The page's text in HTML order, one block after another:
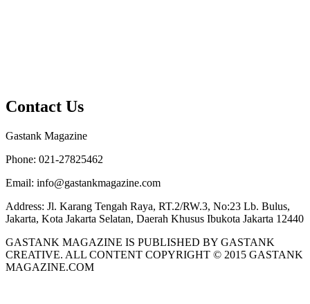
Contact Us
Gastank Magazine
Phone: 021-27825462
Email: info@gastankmagazine.com
Address: Jl. Karang Tengah Raya, RT.2/RW.3, No:23 Lb. Bulus,
Jakarta, Kota Jakarta Selatan, Daerah Khusus Ibukota Jakarta 12440
GASTANK MAGAZINE IS PUBLISHED BY GASTANK
CREATIVE. ALL CONTENT COPYRIGHT © 2015 GASTANK
MAGAZINE.COM